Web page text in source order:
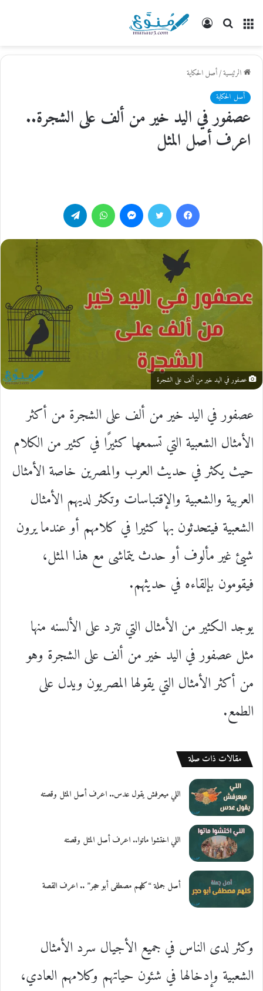
القائمة
بحث
تسجيل
الرئيسية/أصل الحكاية
أصل الحكاية
عصفور في اليد خير من ألف على الشجرة..
اعرف أصل المثل
فيسبوك تويتر ماسنجر واتساب
عصفور في اليد خير من ألف على الشجرة
عصفور في اليد خير من ألف على الشجرة من أكثر
الأمثال الشعبية التي تسمعها كثيرًا في كثير من الكلام
حيث يكثر في حديث العرب والمصرين خاصة الأمثال
العربية والشعبية والإقتباسات وتكثر لديهم الأمثال
الشعبية فيتحدثون بها كثيرا في كلامهم أو عندما يرون
شيئ غير مألوف أو حدث يتماشى مع هذا المثل،
فيقومون بإلقاءه في حديثهم.
يوجد الكثير من الأمثال التي تترد على الألسنه منها
مثل عصفور في اليد خير من ألف على الشجرة وهو
من أكثر الأمثال التي يقولها المصريون ويدل على
الطمع.
مقالات ذات صلة
اللي ميعرفش يقول عدس.. اعرف أصل المثل وقصته
اللي اختشوا ماتوا.. اعرف أصل المثل وقصته
أصل جملة “كلهم مصطفى أبو حجر” .. اعرف القصة
وكثر لدى الناس في جميع الأجيال سرد الأمثال
الشعبية وإدخالها في شئون حياتهم وكلامهم العادي،